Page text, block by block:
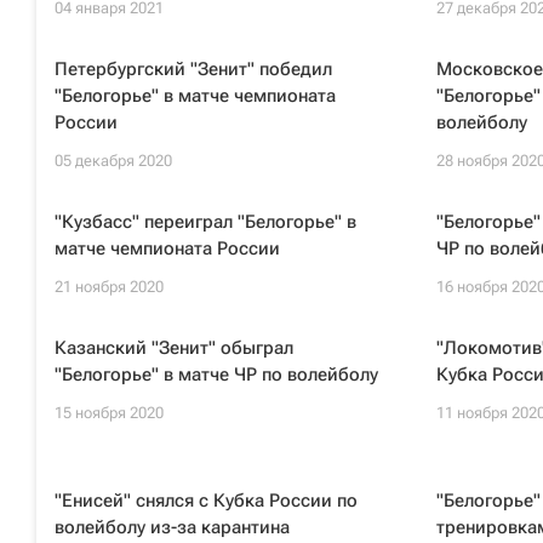
04 января 2021 27 декабря
Петербургский "Зенит" победил
"Белогорье" в матче чемпионата
России
05 декабря 2020
волейболу
28 ноября
"Кузбасс" переиграл "Белогорье" в
матче чемпионата России
21 ноября 2020
ЧР по
16 ноября
Казанский "Зенит" обыграл
"Белогорье" в матче ЧР по волейболу
15 ноября 2020
Кубка
11 ноября
"Енисей" снялся с Кубка России по
волейболу из-за карантина
"Белогорье"